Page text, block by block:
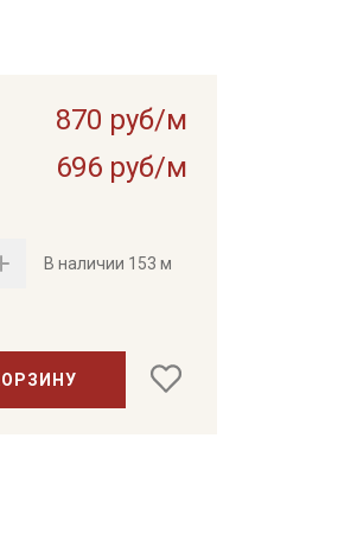
870 руб/м
696 руб/м
В наличии 153 м